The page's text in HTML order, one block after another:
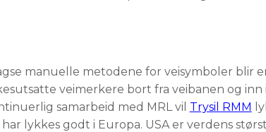
manuelle metodene for veisymboler blir
veimerkere bort fra veibanen og inn
samarbeid med MRL vil Trysil RMM
lykkes godt i Europa. USA er verdens